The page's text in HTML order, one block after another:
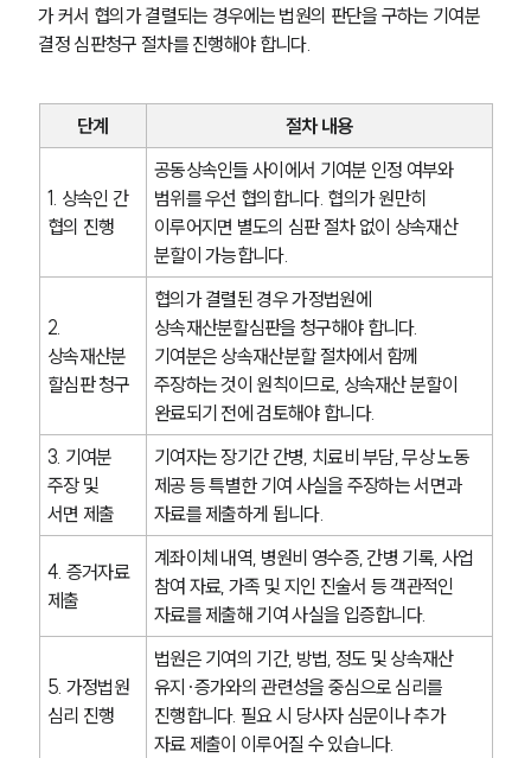
가 커서 협의가 결렬되는 경우에는 법원의 판단을 구하는 기여분
결정 심판청구 절차를 진행해야 합니다.
단계 절차 내용
1. 상속인 간
협의 진행
공동상속인들 사이에서 기여분 인정 여부와
범위를 우선 협의합니다. 협의가 원만히
이루어지면 별도의 심판 절차 없이 상속재산
분할이 가능합니다.
2.
상속재산분
할심판 청구
협의가 결렬된 경우 가정법원에
상속재산분할심판을 청구해야 합니다.
기여분은 상속재산분할 절차에서 함께
주장하는 것이 원칙이므로, 상속재산 분할이
완료되기 전에 검토해야 합니다.
3. 기여분
주장 및
서면 제출
기여자는 장기간 간병, 치료비 부담, 무상 노동
제공 등 특별한 기여 사실을 주장하는 서면과
자료를 제출하게 됩니다.
4. 증거자료
제출
계좌이체 내역, 병원비 영수증, 간병 기록, 사업
참여 자료, 가족 및 지인 진술서 등 객관적인
자료를 제출해 기여 사실을 입증합니다.
5. 가정법원
심리 진행
법원은 기여의 기간, 방법, 정도 및 상속재산
유지·증가와의 관련성을 중심으로 심리를
진행합니다. 필요 시 당사자 심문이나 추가
자료 제출이 이루어질 수 있습니다.